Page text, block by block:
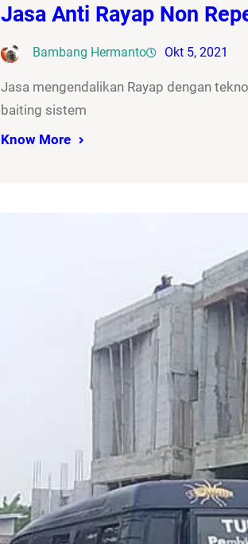
Jasa Anti Rayap Non
Bambang Hermanto Okt 5, 2021
Jasa mengendalikan Rayap dengan
baiting sistem
Know More